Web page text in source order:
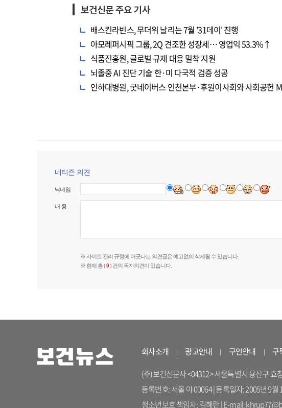
보건신문 주요 기사
배스킨라빈스, 무더위 날리는 7월 '31데이' 진행
아모레퍼시픽 그룹, 2Q 견조한 성장세… 영업익 53.3%↑
식품진흥원, 글로벌 규제 대응 밀착 지원
뇌졸중 AI 진단 기술 한·미 다국적 검증 성공
인하대병원, 굿네이버스 인천본부·후원이사회와 사회공헌
네티즌 의견
닉네임
내 용
※ 사이트 관리 규정에 어긋나는 의견글은 예고없이 삭제될 수 있습니다.
※ 현재 총 (0) 건의 독자의견이 있습니다.
회사소개 광고안내 구인안내 구
(주)보건신문사 <04312> 서울특별시 용산구 효
등록번호: 서울 아 00064 | 등록일자: 2005년 9
청소년보호 책임자: 김혜란 | E-mail: